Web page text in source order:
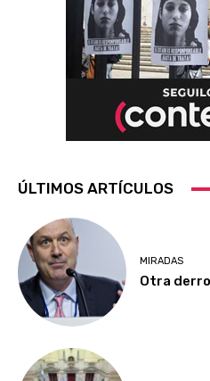
ÚLTIMOS ARTÍCULOS
MIRADAS
Otra